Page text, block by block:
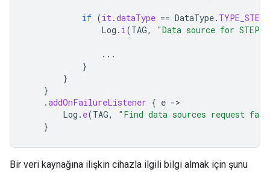
if (it.dataType == DataType.
Log . i(TAG, "Data source for
...
}
}
}
.addOnFailureListener { e -
Log . e(TAG,
"Find data sources request
}
Bir veri kaynağına ilişkin cihazla ilgili bilgi almak için şunu